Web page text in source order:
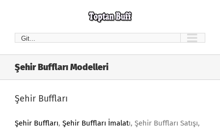
Git...
Şehir Buffları Modelleri
Şehir Buffları
Şehir Buffları, Şehir Buffları İmalatı, Şehir Buffları Satışı,